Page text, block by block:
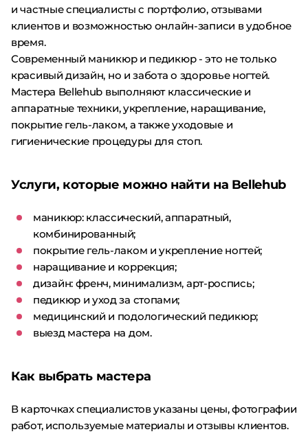
и частные специалисты с портфолио, отзывами
клиентов и возможностью онлайн-записи в удобное
время.
Современный маникюр и педикюр - это не только
красивый дизайн, но и забота о здоровье ногтей.
Мастера Bellehub выполняют классические и
аппаратные техники, укрепление, наращивание,
покрытие гель-лаком, а также уходовые и
гигиенические процедуры для стоп.
Услуги, которые можно найти на Bellehub
маникюр: классический, аппаратный,
комбинированный;
покрытие гель-лаком и укрепление ногтей;
наращивание и коррекция;
дизайн: френч, минимализм, арт-роспись;
педикюр и уход за стопами;
медицинский и подологический педикюр;
выезд мастера на дом.
Как выбрать мастера
В карточках специалистов указаны цены, фотографии
работ, используемые материалы и отзывы клиентов.